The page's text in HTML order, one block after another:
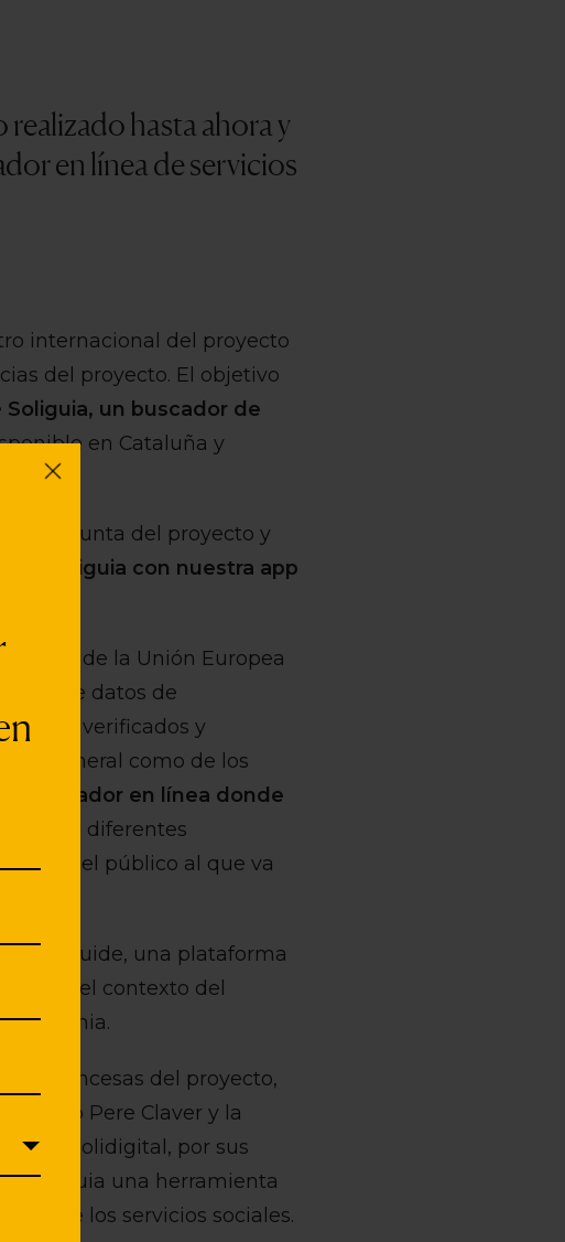
hasta ahora y
en línea de servicios
internacional del proyecto
del proyecto. El objetivo
Soliguia, un buscador de
en Cataluña y
conjunta del proyecto y
de Soliguia con nuestra app
de la Unión Europea
base de datos de
datos verificados y
general como de los
buscador en línea donde
diferentes
o el público al que va
Soliguide, una plataforma
en el contexto del
Occitania.
francesas del proyecto,
el Grup Pere Claver y la
de Solidigital, por sus
Soliguia una herramienta
de los servicios sociales.